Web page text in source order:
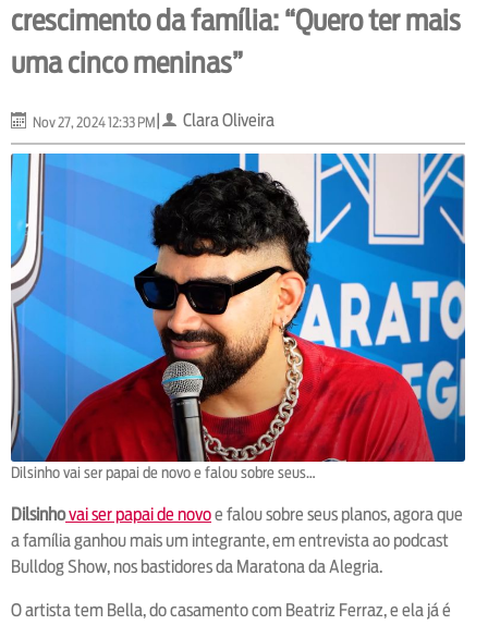
crescimento da família: “Quero ter mais
uma cinco meninas”
Nov 27, 2024 12:33 PM| Clara Oliveira
Dilsinho vai ser papai de novo e falou sobre seus…
Dilsinhovai ser papai de novoe falou sobre seus planos, agora que
a família ganhou mais um integrante, em entrevista ao podcast
Bulldog Show, nos bastidores da Maratona da Alegria.
O artista tem Bella, do casamento com Beatriz Ferraz, e ela já é